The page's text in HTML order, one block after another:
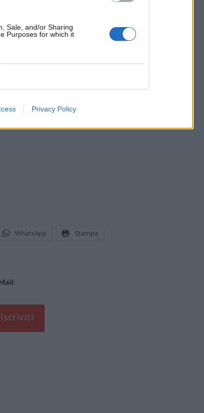
Sale, and/or Sharing
Purposes for which it
Privacy Policy
fornisce spazio e memoria in
le versioni blue, gold e
Meizu M5possono soddisfare
WhatsApp Stampa